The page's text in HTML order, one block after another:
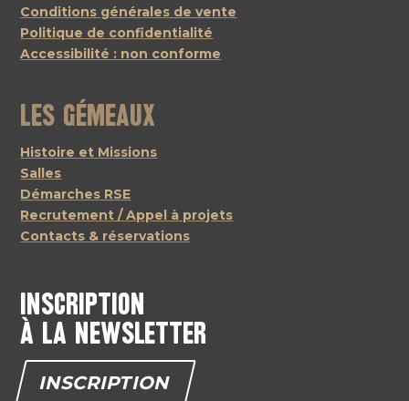
Conditions générales de vente
Politique de confidentialité
Accessibilité : non conforme
Les Gémeaux
Histoire et Missions
Salles
Démarches RSE
Recrutement / Appel à projets
Contacts & réservations
Inscription
à la newsletter
INSCRIPTION